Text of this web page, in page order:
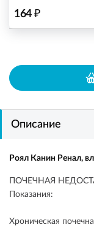
164 ₽
Описание
Роял Канин Ренал,
ПОЧЕЧНАЯ
Показания:
Хроническая